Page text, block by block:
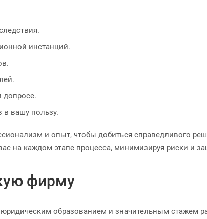
инстанций.
допросе.
в вашу пользу.
и опыт, чтобы добиться справедливого
на каждом этапе процесса, минимизируя риски и
фирму
образованием и значительным стажем